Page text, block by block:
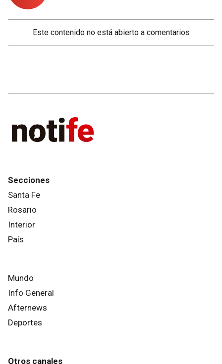
Este contenido no está abierto a comentarios
Secciones
Santa Fe
Rosario
Interior
País
Mundo
Info General
Afternews
Deportes
Otros canales